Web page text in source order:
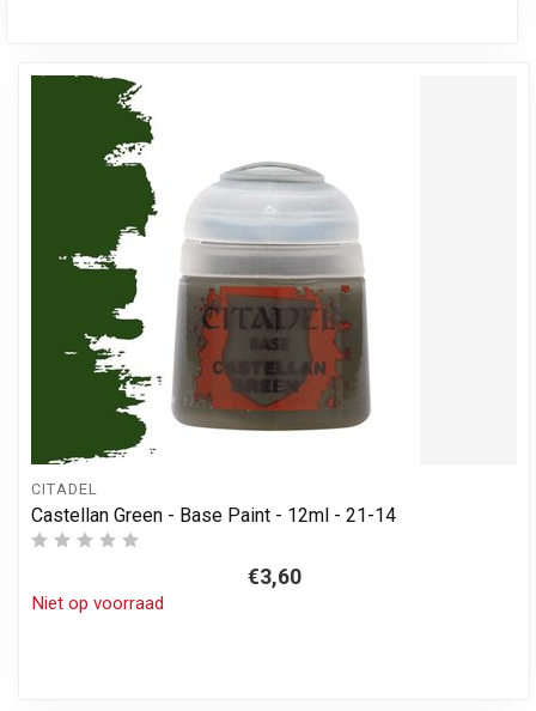
CITADEL
Castellan Green - Base Paint - 12ml - 21-14
€3,60
Niet op voorraad